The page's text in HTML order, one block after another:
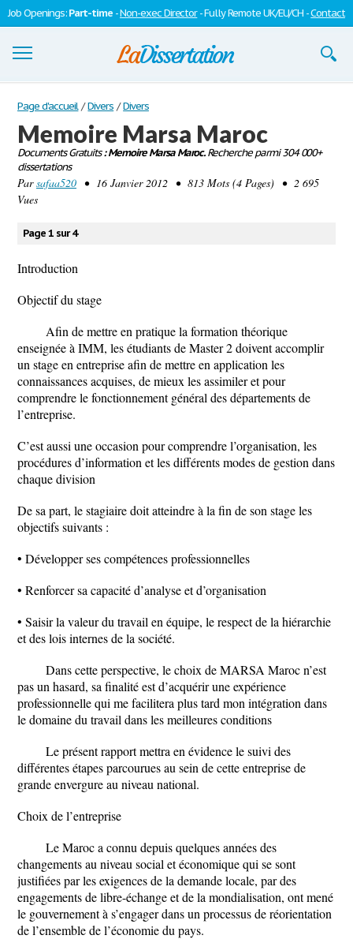
Job Openings:Part-time -Non-exec Director- Fully Remote UK/EU/CH -Contact
Dissertations
S'inscrire
Se connecter
Contactez-nous
Page d'accueil / Divers / Divers
Memoire Marsa Maroc
Documents Gratuits: Memoire Marsa Maroc.Recherche parmi 304 000+
dissertations
Parsafaa520 • 16 Janvier 2012 • 813 Mots (4 Pages) • 2 695
Vues
Page 1 sur 4
Introduction
Objectif du stage
Afin de mettre en pratique la formation théorique
enseignée à IMM, les étudiants de Master 2 doivent accomplir
un stage en entreprise afin de mettre en application les
connaissances acquises, de mieux les assimiler et pour
comprendre le fonctionnement général des départements de
l’entreprise.
C’est aussi une occasion pour comprendre l’organisation, les
procédures d’information et les différents modes de gestion dans
chaque division
De sa part, le stagiaire doit atteindre à la fin de son stage les
objectifs suivants :
• Développer ses compétences professionnelles
• Renforcer sa capacité d’analyse et d’organisation
• Saisir la valeur du travail en équipe, le respect de la hiérarchie
et des lois internes de la société.
Dans cette perspective, le choix de MARSA Maroc n’est
pas un hasard, sa finalité est d’acquérir une expérience
professionnelle qui me facilitera plus tard mon intégration dans
le domaine du travail dans les meilleures conditions
Le présent rapport mettra en évidence le suivi des
différentes étapes parcourues au sein de cette entreprise de
grande envergure au niveau national.
Choix de l’entreprise
Le Maroc a connu depuis quelques années des
changements au niveau social et économique qui se sont
justifiées par les exigences de la demande locale, par des
engagements de libre-échange et de la mondialisation, ont mené
le gouvernement à s’engager dans un processus de réorientation
de l’ensemble de l’économie du pays.